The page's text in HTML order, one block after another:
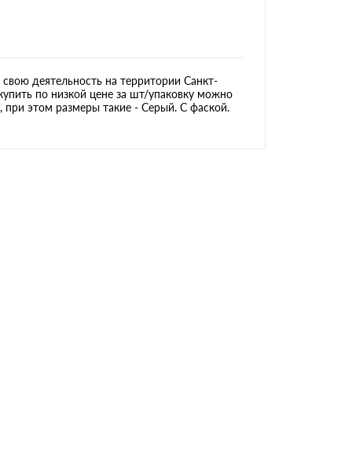
деятельность на территории Санкт-
по низкой цене за шт/упаковку можно
при этом размеры такие - Серый. С фаской.